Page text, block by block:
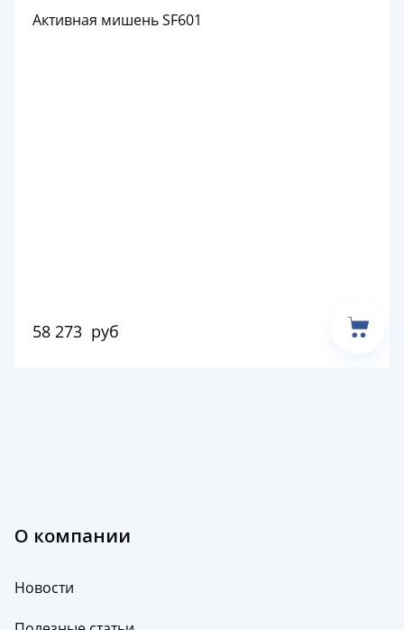
Активная мишень SF601
58 273 руб
О компании
Новости